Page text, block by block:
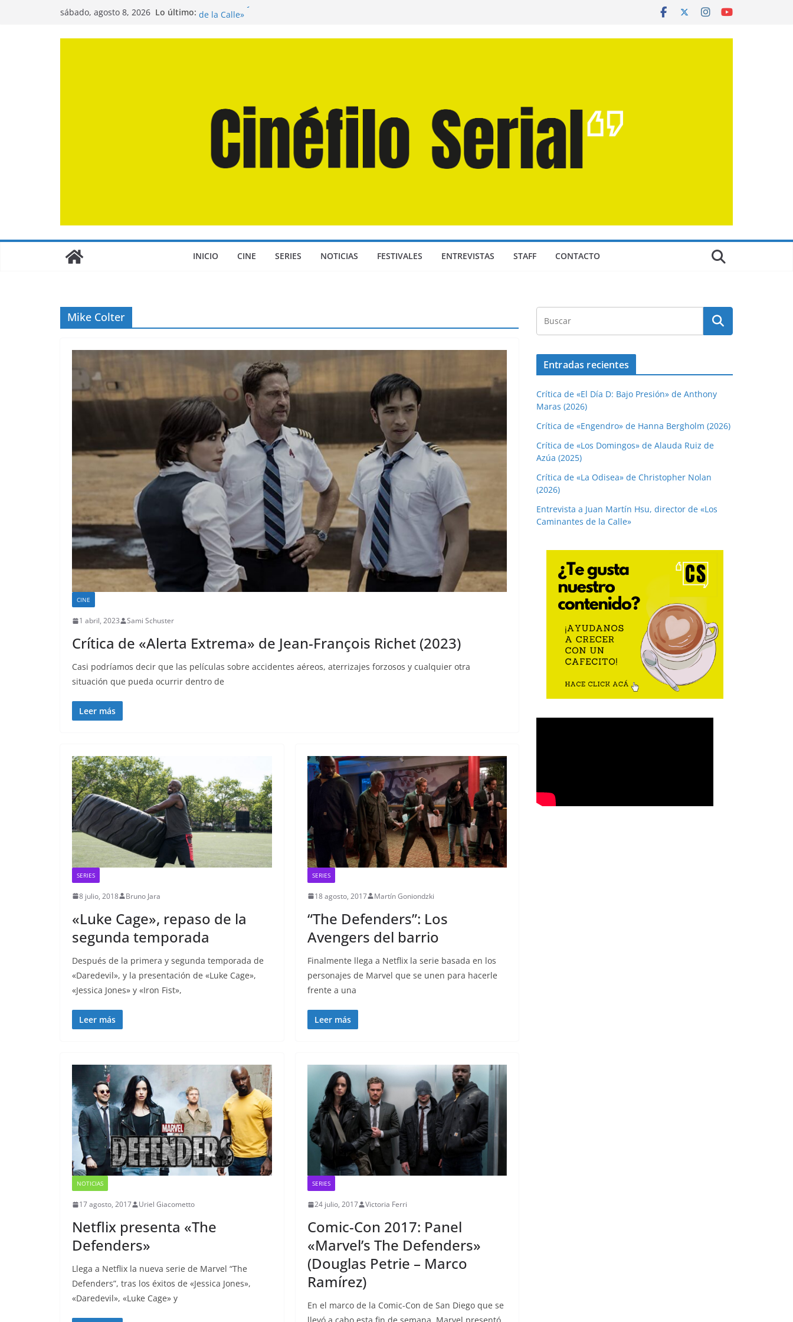
sábado, agosto 8, 2026 Lo último: Entrevista a Juan Martín Hsu, director de «Los Caminantes
INICIO CINE SERIES NOTICIAS FESTIVALES ENTREVISTAS STAFF CONTACTO
Mike Colter
CINE
1 abril, 2023 Sami Schuster
Crítica de «Alerta Extrema» de Jean-François Richet (2023)
Casi podríamos decir que las películas sobre accidentes aéreos, aterrizajes forzosos y cualquier otra
situación que pueda ocurrir dentro de
Leer más
SERIES
8 julio, 2018 Bruno Jara
«Luke Cage», repaso de la
segunda temporada
Después de la primera y segunda temporada de
«Daredevil», y la presentación de «Luke Cage»,
«Jessica Jones» y «Iron Fist»,
Leer más
SERIES
18 agosto, 2017 Martín Goniondzki
“The Defenders”: Los
Avengers del barrio
Finalmente llega a Netflix la serie basada en los
personajes de Marvel que se unen para hacerle
frente a una
Leer más
NOTICIAS
17 agosto, 2017 Uriel Giacometto
Netflix presenta «The
Defenders»
Llega a Netflix la nueva serie de Marvel “The
Defenders”, tras los éxitos de «Jessica Jones»,
«Daredevil», «Luke Cage» y
SERIES
24 julio, 2017 Victoria Ferri
Comic-Con 2017: Panel
«Marvel’s The Defenders»
(Douglas Petrie – Marco
Ramírez)
En el marco de la Comic-Con de San Diego que se
Entradas recientes
Crítica de «El Día D: Bajo Presión» de Anthony
Maras (2026)
Crítica de «Engendro» de Hanna Bergholm (2026)
Crítica de «Los Domingos» de Alauda Ruiz de
Azúa (2025)
Crítica de «La Odisea» de Christopher Nolan
(2026)
Entrevista a Juan Martín Hsu, director de «Los
Caminantes de la Calle»